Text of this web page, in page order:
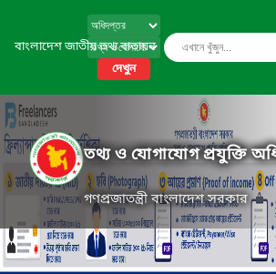
বাংলাদেশ জাতীয় তথ্য বাতায়ন
দেখুন
তথ্য ও যোগাযোগ প্রযুক্তি
গণপ্রজাতন্ত্রী বাংলাদেশ সরকার